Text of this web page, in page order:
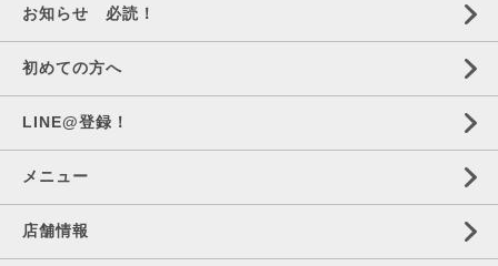
お知らせ 必読！
初めての方へ
LINE@登録！
メニュー
店舗情報